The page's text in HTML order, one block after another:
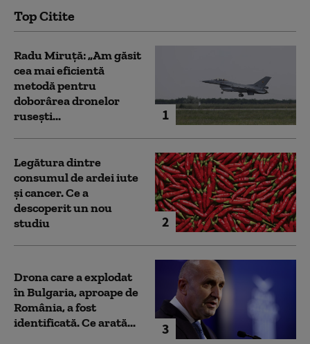
Top Citite
1
Radu Miruță: „Am găsit
cea mai eficientă
metodă pentru
doborârea dronelor
rusești...
2
Legătura dintre
consumul de ardei iute
și cancer. Ce a
descoperit un nou
studiu
3
Drona care a explodat
în Bulgaria, aproape de
România, a fost
identificată. Ce arată...